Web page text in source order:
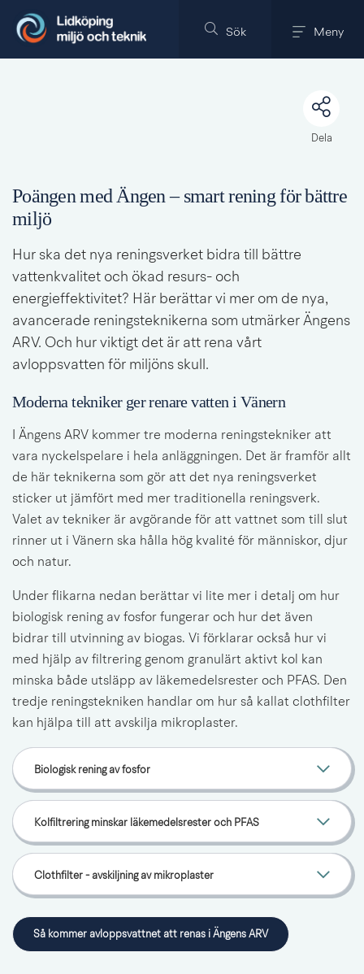
Sök Meny
Dela
Poängen med Ängen – smart rening för bättre
miljö
Hur ska det nya reningsverket bidra till bättre
vattenkvalitet och ökad resurs- och
energieffektivitet? Här berättar vi mer om de nya,
avancerade reningsteknikerna som utmärker Ängens
ARV. Och hur viktigt det är att rena vårt
avloppsvatten för miljöns skull.
Moderna tekniker ger renare vatten i Vänern
I Ängens ARV kommer tre moderna reningstekniker att
vara nyckelspelare i hela anläggningen. Det är framför allt
de här teknikerna som gör att det nya reningsverket
sticker ut jämfört med mer traditionella reningsverk.
Valet av tekniker är avgörande för att vattnet som till slut
rinner ut i Vänern ska hålla hög kvalité för människor, djur
och natur.
Under flikarna nedan berättar vi lite mer i detalj om hur
biologisk rening av fosfor fungerar och hur det även
bidrar till utvinning av biogas. Vi förklarar också hur vi
med hjälp av filtrering genom granulärt aktivt kol kan
minska både utsläpp av läkemedelsrester och PFAS. Den
tredje reningstekniken handlar om hur så kallat clothfilter
kan hjälpa till att avskilja mikroplaster.
Biologisk rening av fosfor
Kolfiltrering minskar läkemedelsrester och PFAS
Clothfilter - avskiljning av mikroplaster
Så kommer avloppsvattnet att renas i Ängens ARV